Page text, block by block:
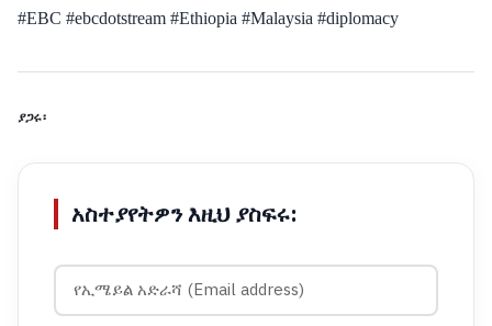
#EBC #ebcdotstream #Ethiopia #Malaysia #diplomacy
ያጋሩ፡
አስተያየትዎን እዚህ ያስፍሩ: